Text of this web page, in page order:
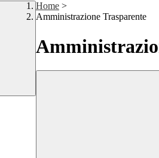
Home >
Amministrazione Trasparente